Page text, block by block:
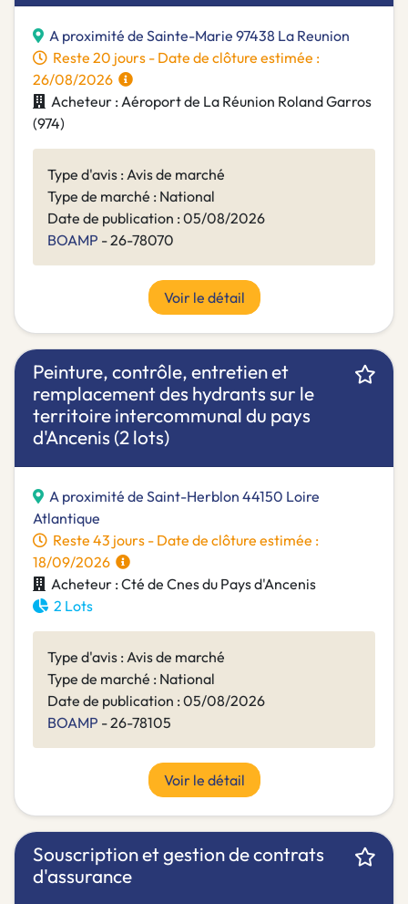
A proximité de Sainte-Marie 97438 La Reunion
Reste 20 jours - Date de clôture estimée :
26/08/2026
Acheteur : Aéroport de La Réunion Roland Garros
(974)
Type d'avis : Avis de marché
Type de marché : National
Date de publication : 05/08/2026
BOAMP - 26-78070
Voir le détail
Peinture, contrôle, entretien et
remplacement des hydrants sur le
territoire intercommunal du pays
d'Ancenis (2 lots)
A proximité de Saint-Herblon 44150 Loire
Atlantique
Reste 43 jours - Date de clôture estimée :
18/09/2026
Acheteur : Cté de Cnes du Pays d'Ancenis
2 Lots
Type d'avis : Avis de marché
Type de marché : National
Date de publication : 05/08/2026
BOAMP - 26-78105
Voir le détail
Souscription et gestion de contrats
d'assurance